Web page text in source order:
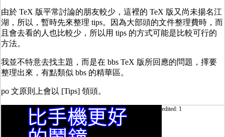
由於 TeX 版平常討論的朋友較少，這裡的 TeX 版又尚未揚名江
湖，所以，暫時先來整理 tips。因為大部頭的文件整理費時，而
且會去看的人也比較少，所以用 tips 的方式可能是比較可行的
方法。
我並不特意去找主題，而是在 bbs TeX 版所回應的問題，擇要
整理出來，有點類似 bbs 的精華區。
po 文原則上會以 [Tips] 領頭。
edited: 1